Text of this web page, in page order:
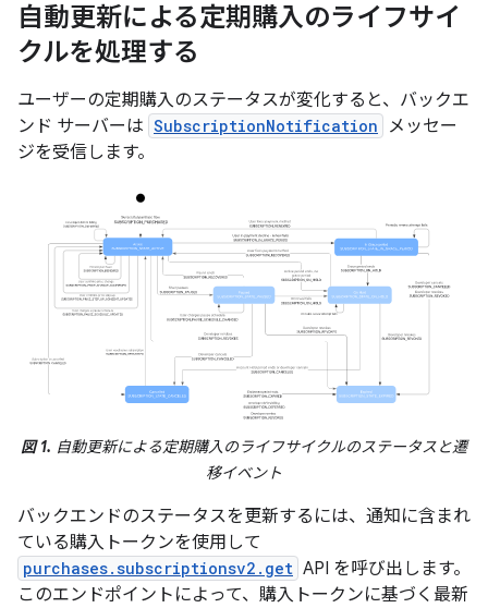
自動更新による定期購入のライフサイ
クルを処理する
ユーザーの定期購入のステータスが変化すると、バックエ
ンド サーバーは SubscriptionNotification
メッセー
ジを受信します。
図 1. 自動更新による定期購入のライフサイクルのステータスと遷
移イベント
バックエンドのステータスを更新するには、通知に含まれ
ている購入トークンを使用して
purchases.subscriptionsv2.get API を呼び出します。
このエンドポイントによって、購入トークンに基づく最新